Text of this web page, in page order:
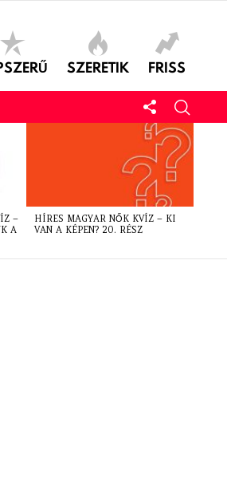
SZERETIK FRISS
–
A
HÍRES MAGYAR NŐK KVÍZ – KI
VAN A KÉPEN? 20. RÉSZ